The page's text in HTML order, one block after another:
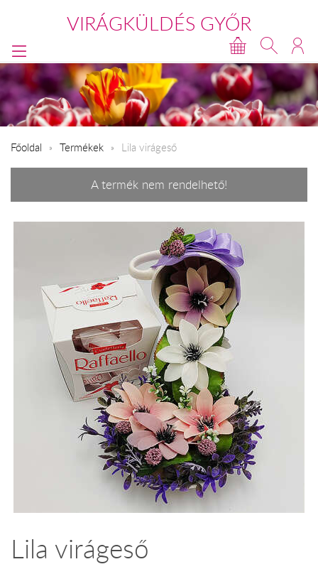
VIRÁGKÜLDÉS GYŐR
Főoldal Termékek Lila virágeső
A termék nem rendelhető!
Lila virágeső